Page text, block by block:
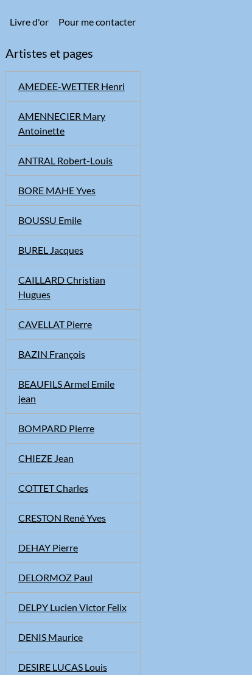
Livre d'or Pour me contacter
Artistes et pages
AMEDEE-WETTER Henri
AMENNECIER Mary
Antoinette
ANTRAL Robert-Louis
BORE MAHE Yves
BOUSSU Emile
BUREL Jacques
CAILLARD Christian
Hugues
CAVELLAT Pierre
BAZIN François
BEAUFILS Armel Emile
jean
BOMPARD Pierre
CHIEZE Jean
COTTET Charles
CRESTON René Yves
DEHAY Pierre
DELORMOZ Paul
DELPY Lucien Victor Felix
DENIS Maurice
DESIRE LUCAS Louis